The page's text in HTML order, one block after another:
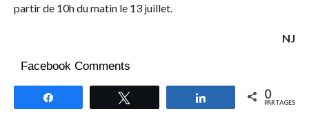
partir de 10h du matin le 13 juillet.
NJ
Facebook Comments
Partagez 0
PARTAGES